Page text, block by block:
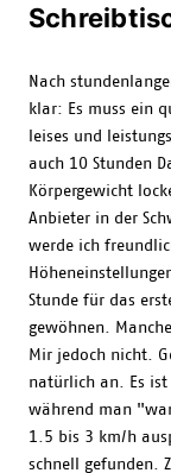
Nach
klar: Es muss ein
leises und
auch 10 Stunden
Körpergewicht
Anbieter in der
werde ich
Stunde für das
gewöhnen.
Mir jedoch nicht.
natürlich an. Es
während man
1.5 bis 3 km/h
schnell gefunden.